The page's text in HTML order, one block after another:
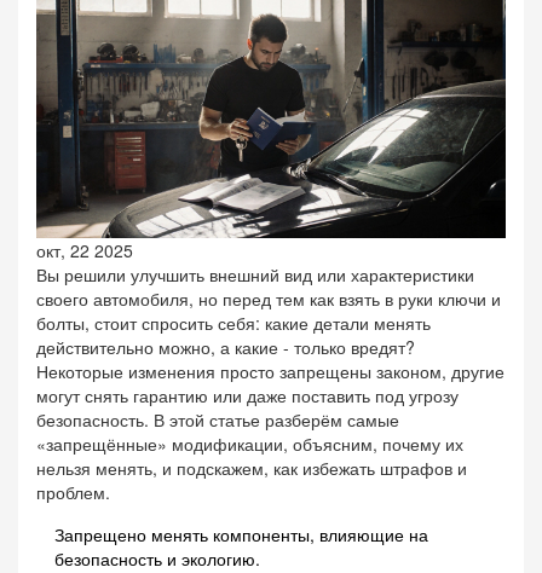
окт, 22 2025
Вы решили улучшить внешний вид или характеристики
своего автомобиля, но перед тем как взять в руки ключи и
болты, стоит спросить себя: какие детали менять
действительно можно, а какие - только вредят?
Некоторые изменения просто запрещены законом, другие
могут снять гарантию или даже поставить под угрозу
безопасность. В этой статье разберём самые
«запрещённые» модификации, объясним, почему их
нельзя менять, и подскажем, как избежать штрафов и
проблем.
Запрещено менять компоненты, влияющие на
безопасность и экологию.